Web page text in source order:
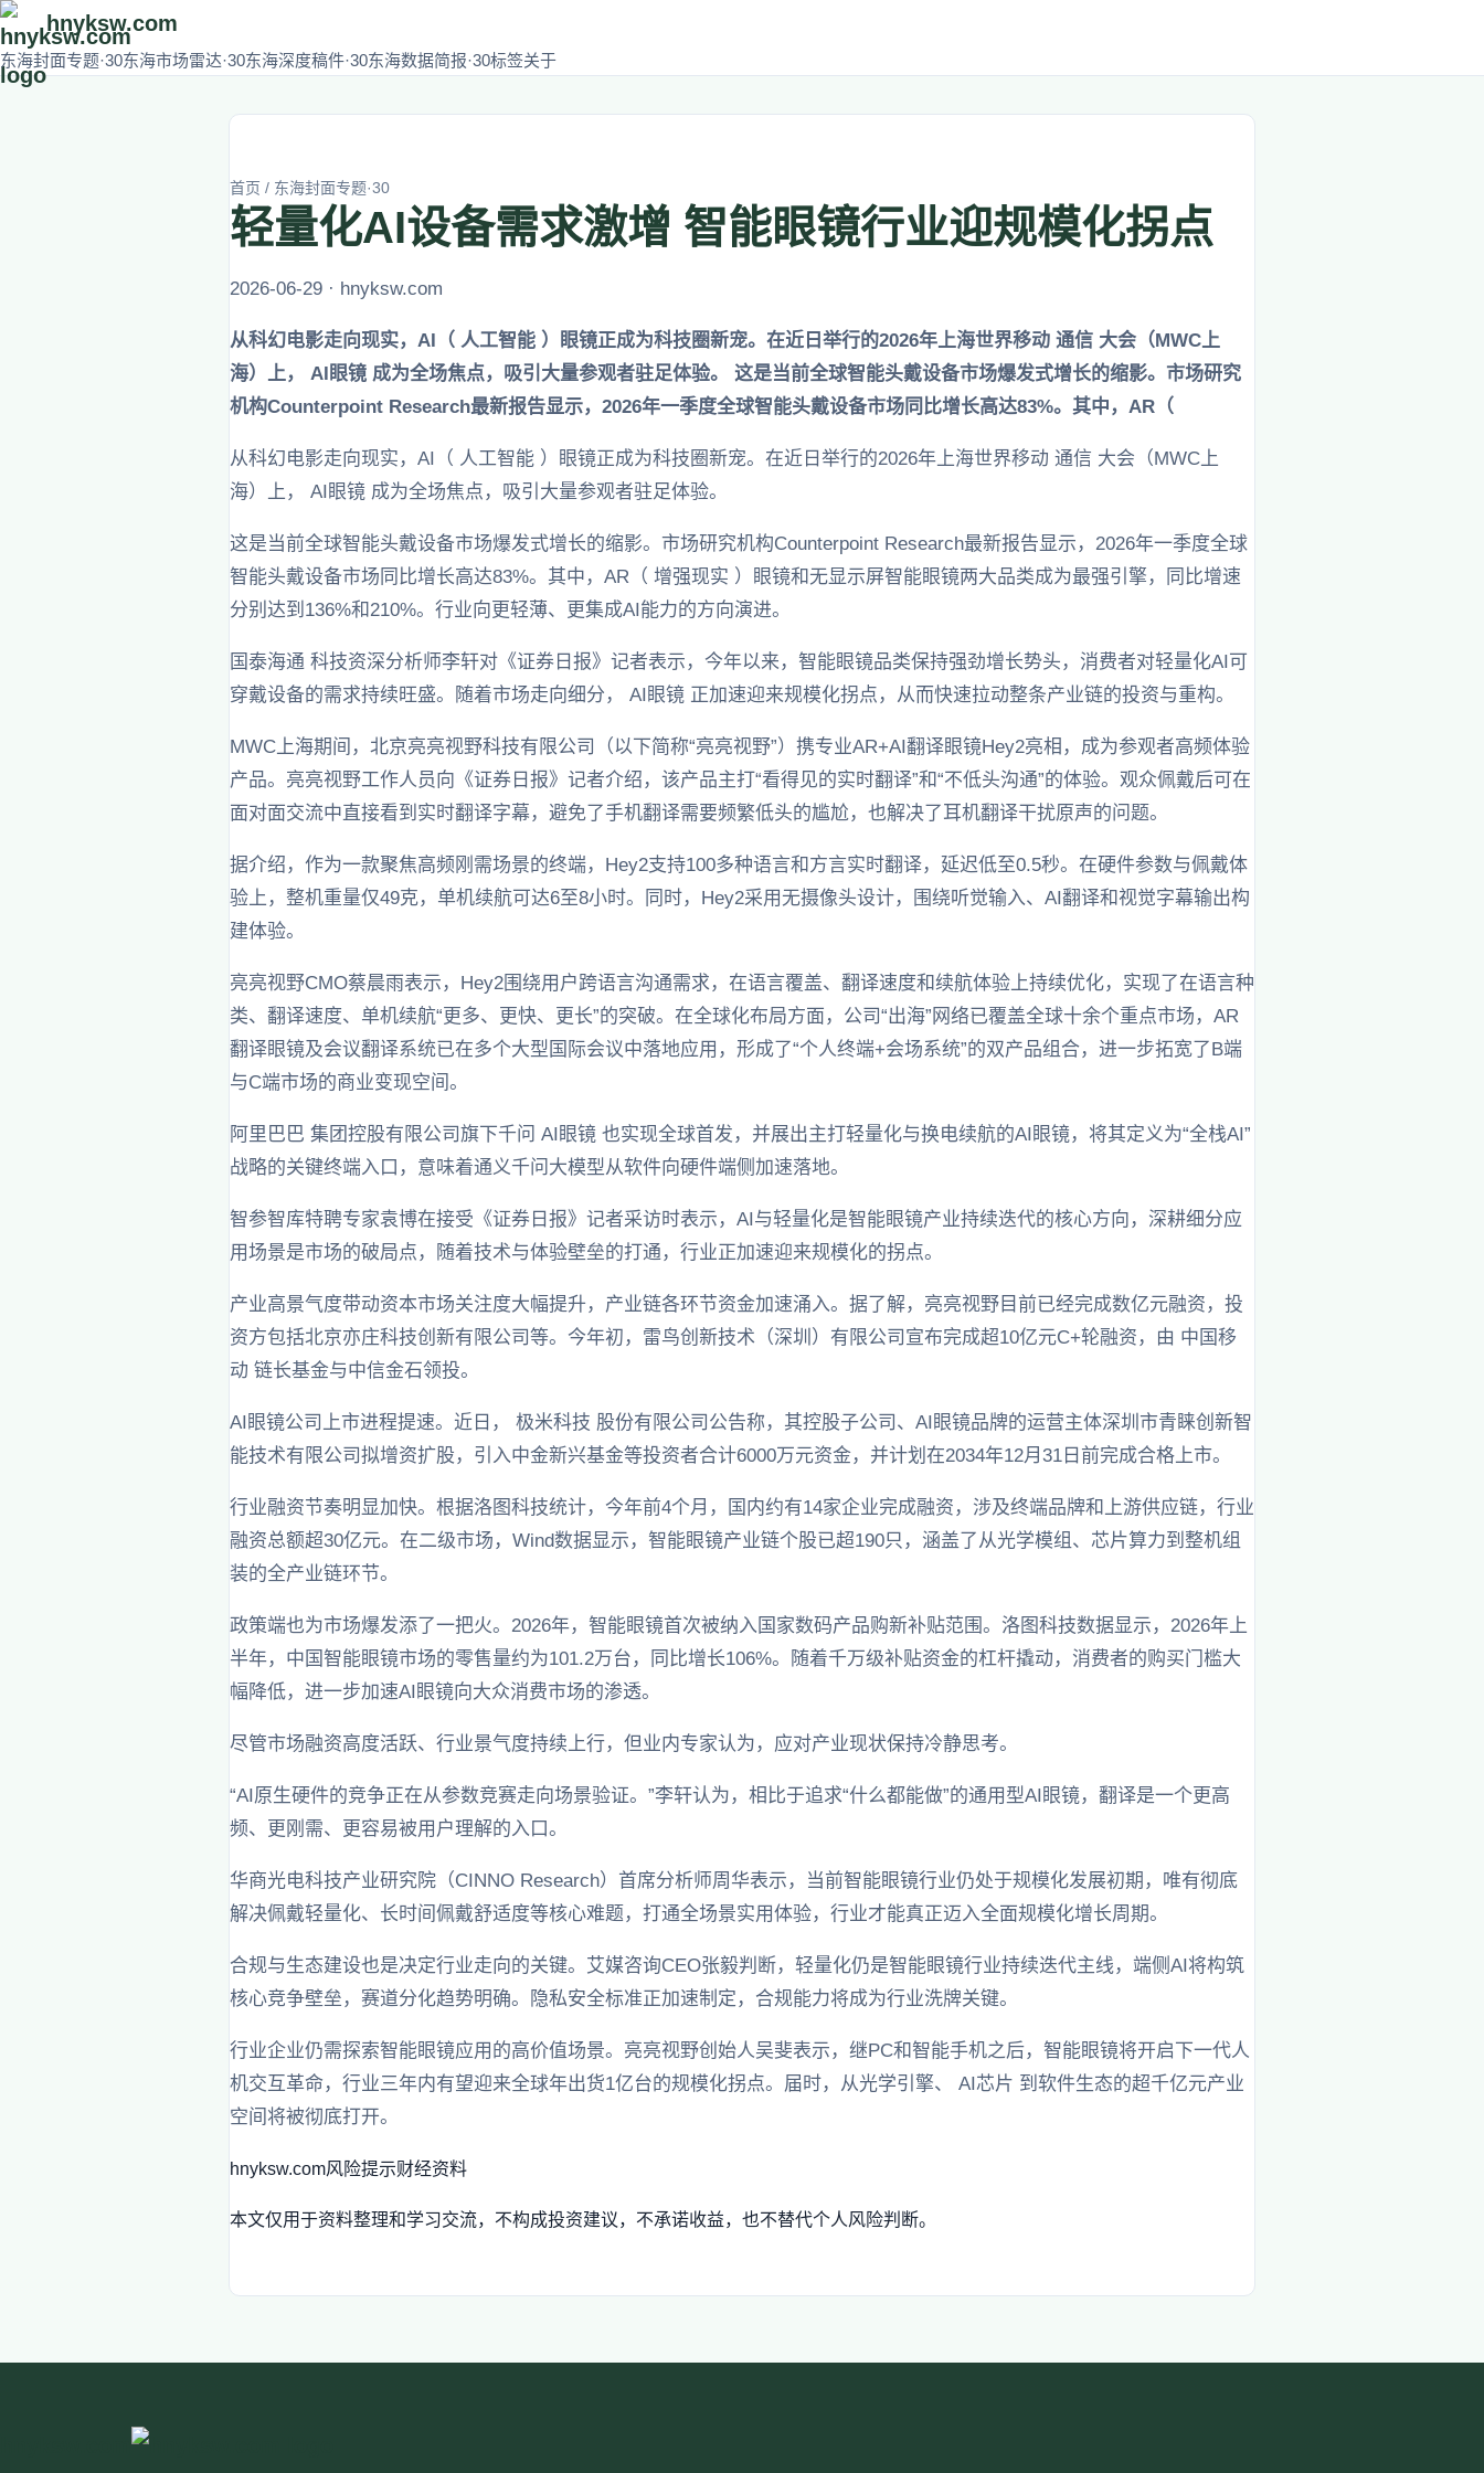
hnyksw.com
东海封面专题·30东海市场雷达·30东海深度稿件·30东海数据简报·30标签关于
首页 / 东海封面专题·30
轻量化AI设备需求激增 智能眼镜行业迎规模化拐点
2026-06-29 · hnyksw.com
从科幻电影走向现实，AI（ 人工智能 ）眼镜正成为科技圈新宠。在近日举行的2026年上海世界移动 通信 大会（MWC上
海）上， AI眼镜 成为全场焦点，吸引大量参观者驻足体验。 这是当前全球智能头戴设备市场爆发式增长的缩影。市场研究
机构Counterpoint Research最新报告显示，2026年一季度全球智能头戴设备市场同比增长高达83%。其中，AR（
从科幻电影走向现实，AI（ 人工智能 ）眼镜正成为科技圈新宠。在近日举行的2026年上海世界移动 通信 大会（MWC上
海）上， AI眼镜 成为全场焦点，吸引大量参观者驻足体验。
这是当前全球智能头戴设备市场爆发式增长的缩影。市场研究机构Counterpoint Research最新报告显示，2026年一季度全球
智能头戴设备市场同比增长高达83%。其中，AR（ 增强现实 ）眼镜和无显示屏智能眼镜两大品类成为最强引擎，同比增速
分别达到136%和210%。行业向更轻薄、更集成AI能力的方向演进。
国泰海通 科技资深分析师李轩对《证券日报》记者表示，今年以来，智能眼镜品类保持强劲增长势头，消费者对轻量化AI可
穿戴设备的需求持续旺盛。随着市场走向细分， AI眼镜 正加速迎来规模化拐点，从而快速拉动整条产业链的投资与重构。
MWC上海期间，北京亮亮视野科技有限公司（以下简称“亮亮视野”）携专业AR+AI翻译眼镜Hey2亮相，成为参观者高频体验
产品。亮亮视野工作人员向《证券日报》记者介绍，该产品主打“看得见的实时翻译”和“不低头沟通”的体验。观众佩戴后可在
面对面交流中直接看到实时翻译字幕，避免了手机翻译需要频繁低头的尴尬，也解决了耳机翻译干扰原声的问题。
据介绍，作为一款聚焦高频刚需场景的终端，Hey2支持100多种语言和方言实时翻译，延迟低至0.5秒。在硬件参数与佩戴体
验上，整机重量仅49克，单机续航可达6至8小时。同时，Hey2采用无摄像头设计，围绕听觉输入、AI翻译和视觉字幕输出构
建体验。
亮亮视野CMO蔡晨雨表示，Hey2围绕用户跨语言沟通需求，在语言覆盖、翻译速度和续航体验上持续优化，实现了在语言种
类、翻译速度、单机续航“更多、更快、更长”的突破。在全球化布局方面，公司“出海”网络已覆盖全球十余个重点市场，AR
翻译眼镜及会议翻译系统已在多个大型国际会议中落地应用，形成了“个人终端+会场系统”的双产品组合，进一步拓宽了B端
与C端市场的商业变现空间。
阿里巴巴 集团控股有限公司旗下千问 AI眼镜 也实现全球首发，并展出主打轻量化与换电续航的AI眼镜，将其定义为“全栈AI”
战略的关键终端入口，意味着通义千问大模型从软件向硬件端侧加速落地。
智参智库特聘专家袁博在接受《证券日报》记者采访时表示，AI与轻量化是智能眼镜产业持续迭代的核心方向，深耕细分应
用场景是市场的破局点，随着技术与体验壁垒的打通，行业正加速迎来规模化的拐点。
产业高景气度带动资本市场关注度大幅提升，产业链各环节资金加速涌入。据了解，亮亮视野目前已经完成数亿元融资，投
资方包括北京亦庄科技创新有限公司等。今年初，雷鸟创新技术（深圳）有限公司宣布完成超10亿元C+轮融资，由 中国移
动 链长基金与中信金石领投。
AI眼镜公司上市进程提速。近日， 极米科技 股份有限公司公告称，其控股子公司、AI眼镜品牌的运营主体深圳市青睐创新智
能技术有限公司拟增资扩股，引入中金新兴基金等投资者合计6000万元资金，并计划在2034年12月31日前完成合格上市。
行业融资节奏明显加快。根据洛图科技统计，今年前4个月，国内约有14家企业完成融资，涉及终端品牌和上游供应链，行业
融资总额超30亿元。在二级市场，Wind数据显示，智能眼镜产业链个股已超190只，涵盖了从光学模组、芯片算力到整机组
装的全产业链环节。
政策端也为市场爆发添了一把火。2026年，智能眼镜首次被纳入国家数码产品购新补贴范围。洛图科技数据显示，2026年上
半年，中国智能眼镜市场的零售量约为101.2万台，同比增长106%。随着千万级补贴资金的杠杆撬动，消费者的购买门槛大
幅降低，进一步加速AI眼镜向大众消费市场的渗透。
尽管市场融资高度活跃、行业景气度持续上行，但业内专家认为，应对产业现状保持冷静思考。
“AI原生硬件的竞争正在从参数竞赛走向场景验证。”李轩认为，相比于追求“什么都能做”的通用型AI眼镜，翻译是一个更高
频、更刚需、更容易被用户理解的入口。
华商光电科技产业研究院（CINNO Research）首席分析师周华表示，当前智能眼镜行业仍处于规模化发展初期，唯有彻底
解决佩戴轻量化、长时间佩戴舒适度等核心难题，打通全场景实用体验，行业才能真正迈入全面规模化增长周期。
合规与生态建设也是决定行业走向的关键。艾媒咨询CEO张毅判断，轻量化仍是智能眼镜行业持续迭代主线，端侧AI将构筑
核心竞争壁垒，赛道分化趋势明确。隐私安全标准正加速制定，合规能力将成为行业洗牌关键。
行业企业仍需探索智能眼镜应用的高价值场景。亮亮视野创始人吴斐表示，继PC和智能手机之后，智能眼镜将开启下一代人
机交互革命，行业三年内有望迎来全球年出货1亿台的规模化拐点。届时，从光学引擎、 AI芯片 到软件生态的超千亿元产业
空间将被彻底打开。
hnyksw.com风险提示财经资料
本文仅用于资料整理和学习交流，不构成投资建议，不承诺收益，也不替代个人风险判断。